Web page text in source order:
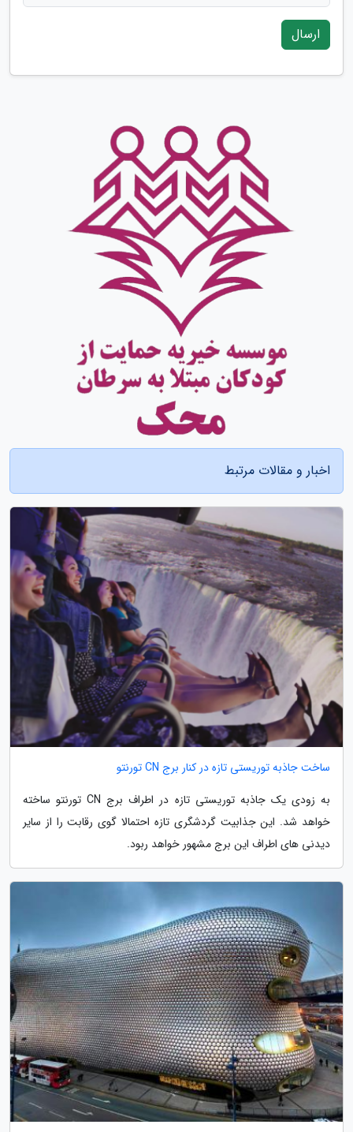
ارسال
اخبار و مقالات مرتبط
ساخت جاذبه توریستی تازه در کنار برج CN تورنتو
به زودی یک جاذبه توریستی تازه در اطراف برج CN تورنتو ساخته
خواهد شد. این جذابیت گردشگری تازه احتمالا گوی رقابت را از سایر
دیدنی های اطراف این برج مشهور خواهد ربود.